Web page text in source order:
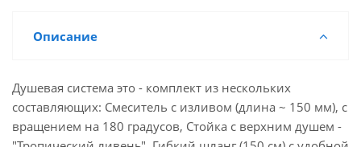
Описание
Душевая система это - комплект из нескольких
составляющих: Смеситель с изливом (длина ~ 150 мм), с
вращением на 180 градусов, Стойка с верхним душем -